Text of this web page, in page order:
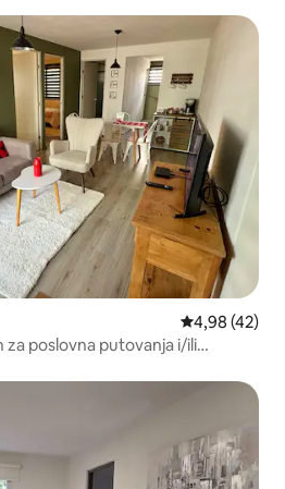
Prosječna
4,98 (42)
za poslovna putovanja i/ili
s oznakom „Odabrali gosti”